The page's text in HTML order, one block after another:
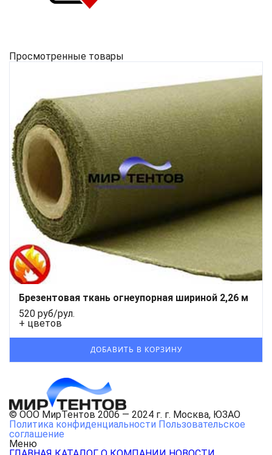
Просмотренные товары
Брезентовая ткань огнеупорная шириной 2,26 м
520 руб/рул.
+ цветов
© ООО МирТентов 2006 — 2024 г. г. Москва, ЮЗАО
Политика конфиденциальности Пользовательское
соглашение
Меню